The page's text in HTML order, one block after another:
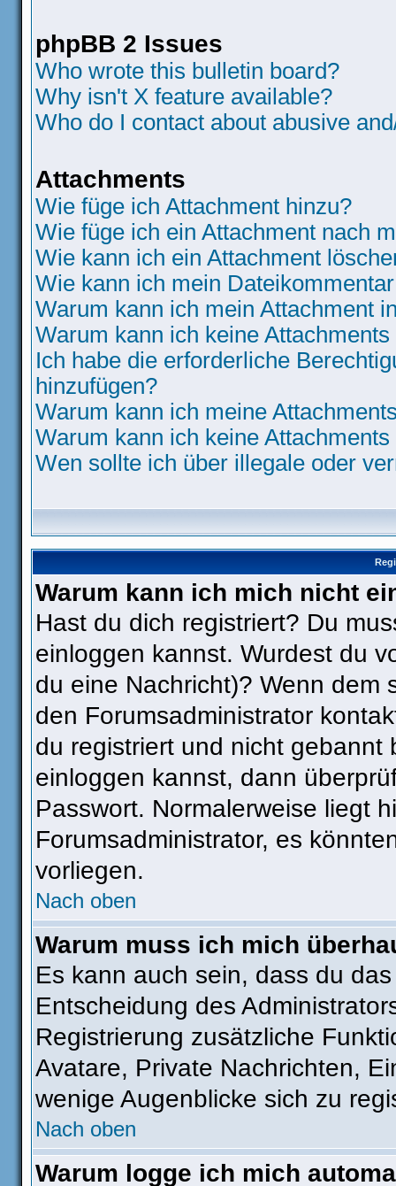
phpBB 2 Issues
Who wrote this bulletin board?
Why isn't X feature available?
Who do I contact about abusive
Attachments
Wie füge ich Attachment hinzu?
Wie füge ich ein Attachment nach
Wie kann ich ein Attachment
Wie kann ich mein
Warum kann ich mein Attachment
Warum kann ich keine
Ich habe die erforderliche
hinzufügen?
Warum kann ich meine
Warum kann ich keine
Wen sollte ich über illegale oder
Warum kann ich mich nicht
Hast du dich registriert? Du
einloggen kannst. Wurdest du
du eine Nachricht)? Wenn dem
den Forumsadministrator
du registriert und nicht gebannt
einloggen kannst, dann
Passwort. Normalerweise liegt
Forumsadministrator, es
vorliegen.
Nach oben
Warum muss ich mich
Es kann auch sein, dass du
Entscheidung des
Registrierung zusätzliche
Avatare, Private Nachrichten,
wenige Augenblicke sich zu
Nach oben
Warum logge ich mich